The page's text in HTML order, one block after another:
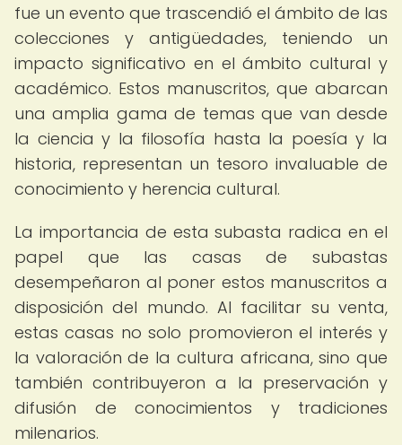
fue un evento que trascendió el ámbito de las
colecciones y antigüedades, teniendo un
impacto significativo en el ámbito cultural y
académico. Estos manuscritos, que abarcan
una amplia gama de temas que van desde
la ciencia y la filosofía hasta la poesía y la
historia, representan un tesoro invaluable de
conocimiento y herencia cultural.
La importancia de esta subasta radica en el
papel que las casas de subastas
desempeñaron al poner estos manuscritos a
disposición del mundo. Al facilitar su venta,
estas casas no solo promovieron el interés y
la valoración de la cultura africana, sino que
también contribuyeron a la preservación y
difusión de conocimientos y tradiciones
milenarios.